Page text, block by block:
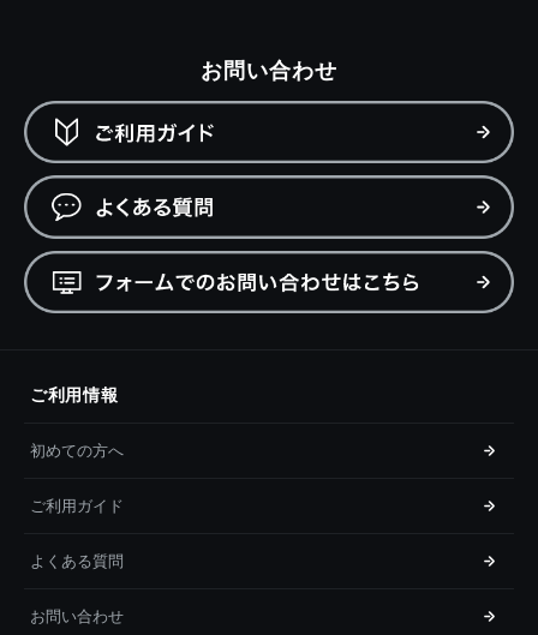
お問い合わせ
ご利用情報
初めての方へ
ご利用ガイド
よくある質問
お問い合わせ